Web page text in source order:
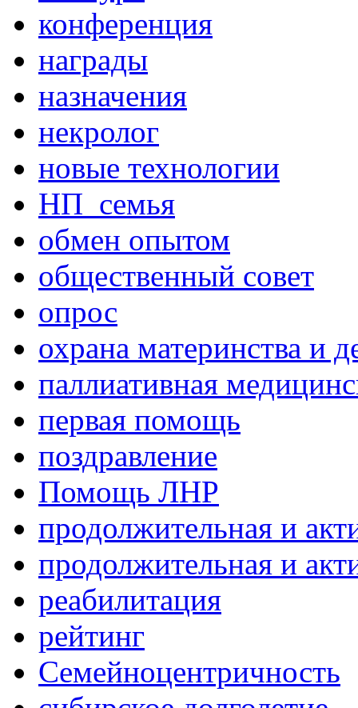
конференция
награды
назначения
некролог
новые технологии
НП_семья
обмен опытом
общественный совет
опрос
охрана материнства и
паллиативная
первая помощь
поздравление
Помощь ЛНР
продолжительная и
продолжительная и
реабилитация
рейтинг
Семейноцентричность